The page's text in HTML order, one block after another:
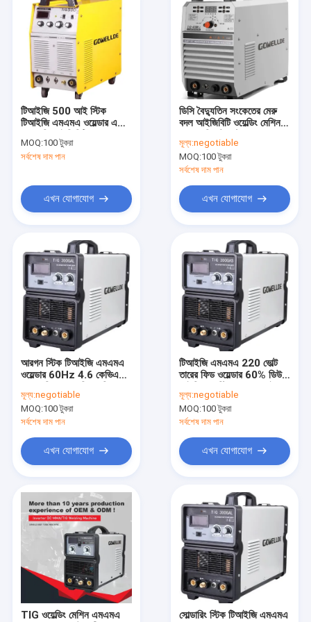
পণ্য
ভিডিও
ভিআর শো
আমাদের সম্পর্কে
কারখানা ভ্রমণ
মান নিয়ন্ত্রণ
যোগাযোগ করুন
এমআইজি এমএমএ ওয়েল্ডার
টাইগ টিআইজি এমএমএ ওয়েল্ডার
শিল্প ব্যবহার এআরসি এমএমএ ওয়েল্ডার
টিআইজি 500 আই স্টিক
টিআইজি এমএমএ ওয়েল্ডার এসি
ফিডার ওয়েল্ডিং মেশিন
MOQ:100 টুকরা
সর্বশেষ দাম পান
এখন যোগাযোগ
ডিসি বৈদ্যুতিন সংকেতের মেরু
বদল আইজিবিটি ওয়েল্ডিং মেশিন
AC380V বৈদ্যুতিন সংকেতের
মেরু বদল ভিত্তিক TIG ওয়েল্ডিং
মেশিন
মূল্য:negotiable
MOQ:100 টুকরা
সর্বশেষ দাম পান
এখন যোগাযোগ
আরগন স্টিক টিআইজি এমএমএ
ওয়েল্ডার 60Hz 4.6 কেভিএ
মূল্য:negotiable
MOQ:100 টুকরা
সর্বশেষ দাম পান
এখন যোগাযোগ
টিআইজি এমএমএ 220 ভোল্ট
তারের ফিড ওয়েল্ডার 60% ডিউটি
মেশিন
মূল্য:negotiable
MOQ:100 টুকরা
সর্বশেষ দাম পান
এখন যোগাযোগ
TIG ওয়েল্ডিং মেশিন এমএমএ
সোল্ডারিং স্টিক টিআইজি এমএমএ